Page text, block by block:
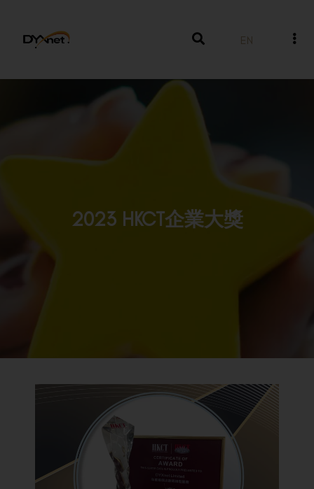
EN
2023 HKCT企業大獎